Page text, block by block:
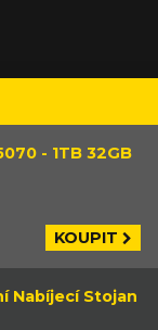
- 1TB 32GB
KOUPIT
Nabíjecí Stojan